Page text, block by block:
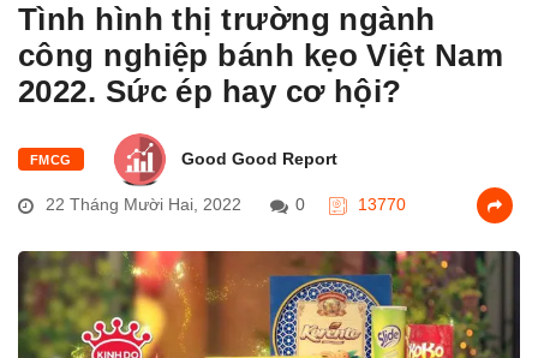
Tình hình thị trường ngành
công nghiệp bánh kẹo Việt Nam
2022. Sức ép hay cơ hội?
FMCG Good Good Report
22 Tháng Mười Hai, 2022 0 13770